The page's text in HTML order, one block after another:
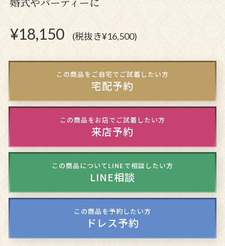
¥18,150 (税抜き¥16,500)
この商品をご自宅でご試着したい方
宅配予約
この商品をお店でご試着したい方
来店予約
この商品についてLINEで相談したい方
LINE相談
この商品を予約したい方
ドレス予約